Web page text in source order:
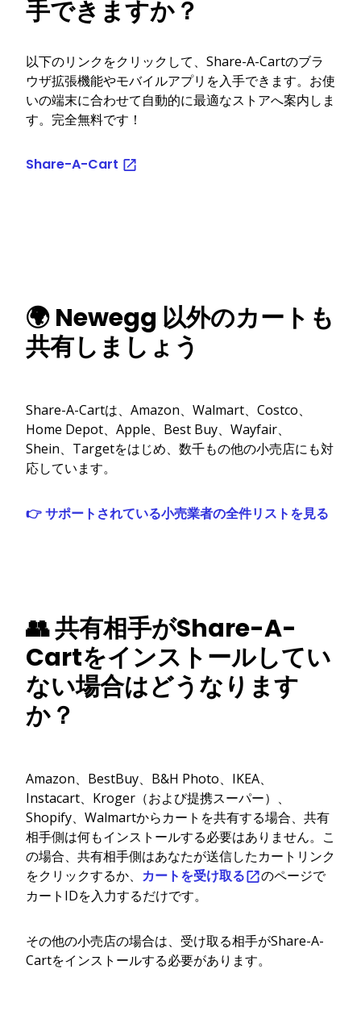
手できますか？
以下のリンクをクリックして、Share-A-Cartのブラ
ウザ拡張機能やモバイルアプリを入手できます。お使
いの端末に合わせて自動的に最適なストアへ案内しま
す。完全無料です！
Share-A-Cart
🌍 Newegg 以外のカートも
共有しましょう
Share-A-Cartは、Amazon、Walmart、Costco、
Home Depot、Apple、Best Buy、Wayfair、
Shein、Targetをはじめ、数千もの他の小売店にも対
応しています。
👉 サポートされている小売業者の全件リストを見る
👥 共有相手がShare-A-
Cartをインストールしてい
ない場合はどうなります
か？
Amazon、BestBuy、B&H Photo、IKEA、
Instacart、Kroger（および提携スーパー）、
Shopify、Walmartからカートを共有する場合、共有
相手側は何もインストールする必要はありません。こ
の場合、共有相手側はあなたが送信したカートリンク
をクリックするか、 カートを受け取る
のページで
カートIDを入力するだけです。
その他の小売店の場合は、受け取る相手がShare-A-
Cartをインストールする必要があります。